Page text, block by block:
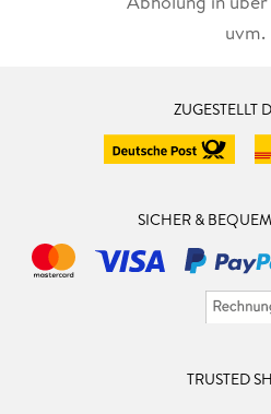
uvm.
ZUGESTELLT
SICHER &
TRUSTED